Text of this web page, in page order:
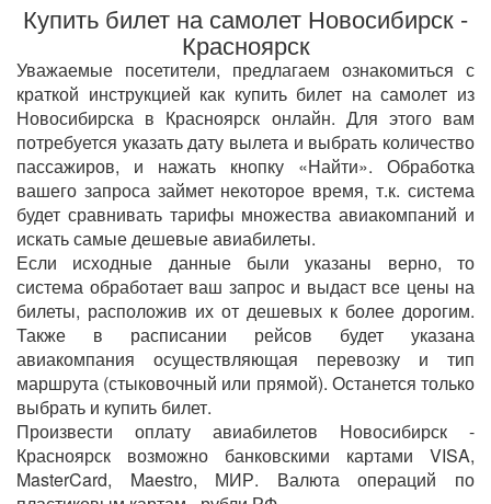
Купить билет на самолет Новосибирск -
Красноярск
Уважаемые посетители, предлагаем ознакомиться с
краткой инструкцией как купить билет на самолет из
Новосибирска в Красноярск онлайн. Для этого вам
потребуется указать дату вылета и выбрать количество
пассажиров, и нажать кнопку «Найти». Обработка
вашего запроса займет некоторое время, т.к. система
будет сравнивать тарифы множества авиакомпаний и
искать самые дешевые авиабилеты.
Если исходные данные были указаны верно, то
система обработает ваш запрос и выдаст все цены на
билеты, расположив их от дешевых к более дорогим.
Также в расписании рейсов будет указана
авиакомпания осуществляющая перевозку и тип
маршрута (стыковочный или прямой). Останется только
выбрать и купить билет.
Произвести оплату авиабилетов Новосибирск -
Красноярск возможно банковскими картами VISA,
MasterCard, Maestro, МИР. Валюта операций по